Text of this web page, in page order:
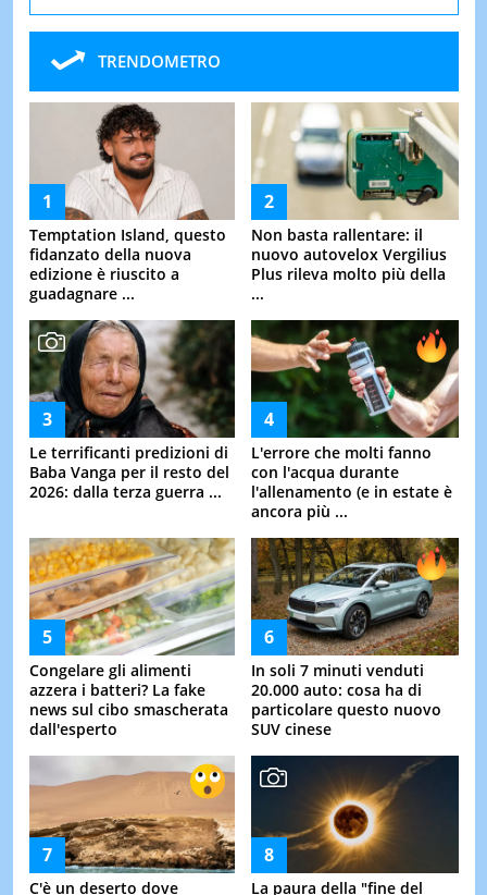
TRENDOMETRO
Temptation Island, questo
fidanzato della nuova
edizione è riuscito a
guadagnare ...
Non basta rallentare: il
nuovo autovelox Vergilius
Plus rileva molto più della
...
Le terrificanti predizioni di
Baba Vanga per il resto del
2026: dalla terza guerra ...
L'errore che molti fanno
con l'acqua durante
l'allenamento (e in estate è
ancora più ...
Congelare gli alimenti
azzera i batteri? La fake
news sul cibo smascherata
dall'esperto
In soli 7 minuti venduti
20.000 auto: cosa ha di
particolare questo nuovo
SUV cinese
C'è un deserto dove La paura della "fine del